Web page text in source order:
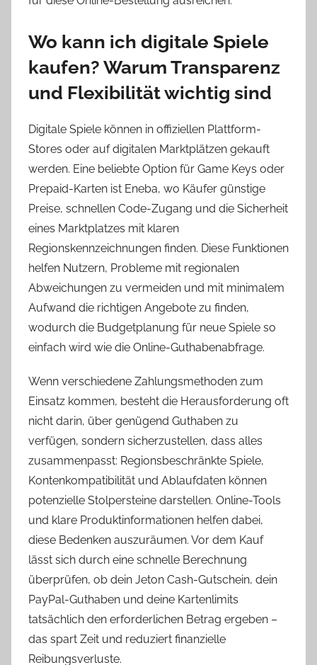
Wo kann ich digitale Spiele
kaufen? Warum Transparenz
und Flexibilität wichtig sind
Digitale Spiele können in offiziellen Plattform-
Stores oder auf digitalen Marktplätzen gekauft
werden. Eine beliebte Option für Game Keys oder
Prepaid-Karten ist Eneba, wo Käufer günstige
Preise, schnellen Code-Zugang und die Sicherheit
eines Marktplatzes mit klaren
Regionskennzeichnungen finden. Diese Funktionen
helfen Nutzern, Probleme mit regionalen
Abweichungen zu vermeiden und mit minimalem
Aufwand die richtigen Angebote zu finden,
wodurch die Budgetplanung für neue Spiele so
einfach wird wie die Online-Guthabenabfrage.
Wenn verschiedene Zahlungsmethoden zum
Einsatz kommen, besteht die Herausforderung oft
nicht darin, über genügend Guthaben zu
verfügen, sondern sicherzustellen, dass alles
zusammenpasst: Regionsbeschränkte Spiele,
Kontenkompatibilität und Ablaufdaten können
potenzielle Stolpersteine darstellen. Online-Tools
und klare Produktinformationen helfen dabei,
diese Bedenken auszuräumen. Vor dem Kauf
lässt sich durch eine schnelle Berechnung
überprüfen, ob dein Jeton Cash-Gutschein, dein
PayPal-Guthaben und deine Kartenlimits
tatsächlich den erforderlichen Betrag ergeben –
das spart Zeit und reduziert finanzielle
Reibungsverluste.